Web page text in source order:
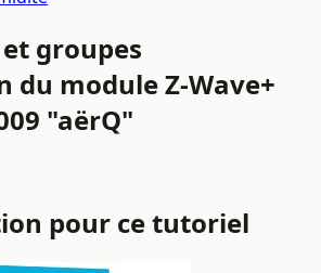
groupes
du module Z-Wave+
"aërQ"
pour ce tutoriel